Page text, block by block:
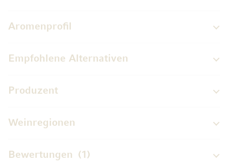
Aromenprofil
Empfohlene Alternativen
Produzent
Weinregionen
Bewertungen 1